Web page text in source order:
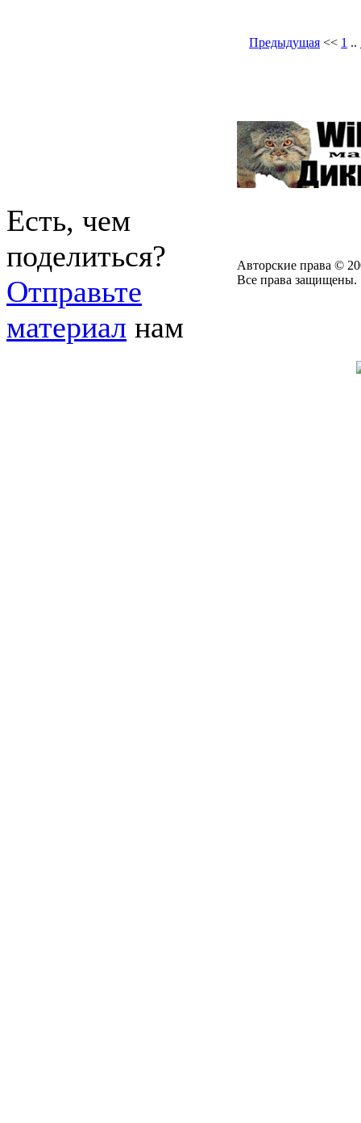
Предыдущая << 1 ..
Есть, чем
поделиться?
Отправьте
материал нам
Авторские права ©
Все права защищены.